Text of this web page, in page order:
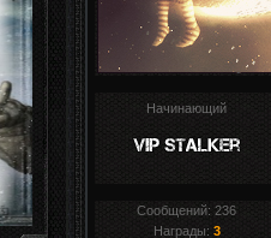
Начинающий
Сообщений:236
Награды: 3